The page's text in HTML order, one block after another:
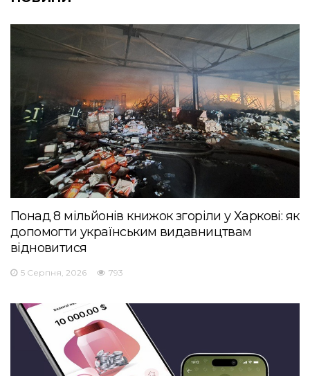
Понад 8 мільйонів книжок згоріли у Харкові: як
допомогти українським видавництвам
відновитися
5 Серпня, 2026 793